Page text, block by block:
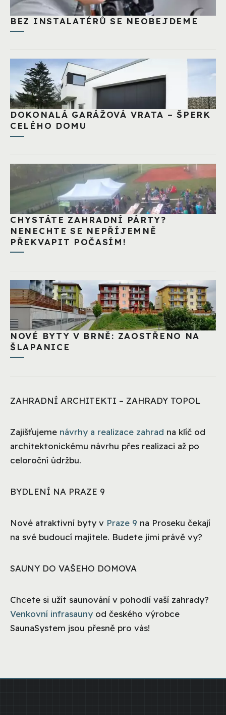
BEZ INSTALATÉRŮ SE NEOBEJDEME
DOKONALÁ GARÁŽOVÁ VRATA – ŠPERK
CELÉHO DOMU
CHYSTÁTE ZAHRADNÍ PÁRTY?
NENECHTE SE NEPŘÍJEMNĚ
PŘEKVAPIT POČASÍM!
NOVÉ BYTY V BRNĚ: ZAOSTŘENO NA
ŠLAPANICE
ZAHRADNÍ ARCHITEKTI – ZAHRADY TOPOL
Zajišťujeme návrhy a realizace zahrad na klíč od
architektonickému návrhu přes realizaci až po
celoroční údržbu.
BYDLENÍ NA PRAZE 9
Nové atraktivní byty v Praze 9 na Proseku čekají
na své budoucí majitele. Budete jimi právě vy?
SAUNY DO VAŠEHO DOMOVA
Chcete si užít saunování v pohodlí vaší zahrady?
Venkovní infrasauny od českého výrobce
SaunaSystem jsou přesně pro vás!